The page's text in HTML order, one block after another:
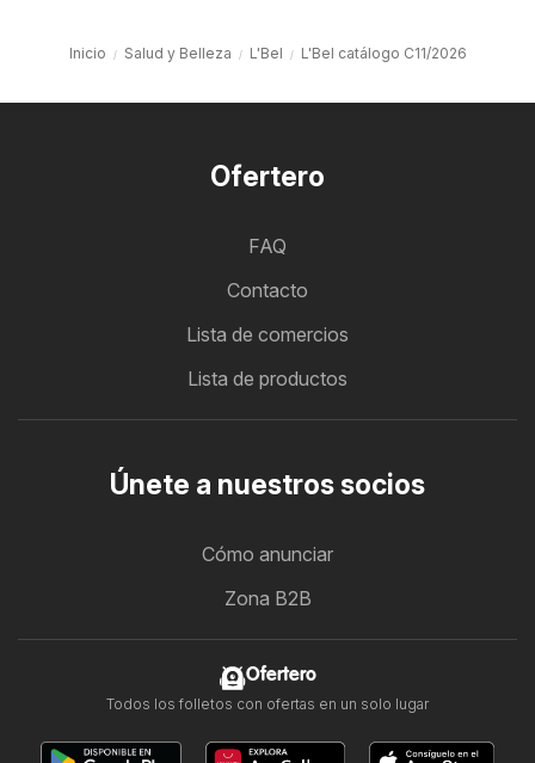
Inicio Salud y Belleza L'Bel L'Bel catálogo C11/2026
Ofertero
FAQ
Contacto
Lista de comercios
Lista de productos
Únete a nuestros socios
Cómo anunciar
Zona B2B
Ofertero
Todos los folletos con ofertas en un solo lugar